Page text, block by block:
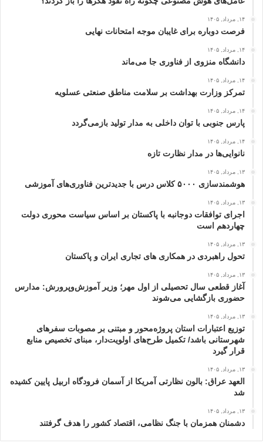
۱۴, مرداد, ۱۴۰۵
فرصت دوباره برای غایبان موجه امتحانات نهایی
۱۴, مرداد, ۱۴۰۵
دانشگاه منزوی از فناوری جا می‌ماند
۱۴, مرداد, ۱۴۰۵
تمرکز وزارت بهداشت بر سلامت مناطق صنعتی عسلویه
۱۴, مرداد, ۱۴۰۵
پارس جنوبی با توان داخلی به مدار تولید بازمی‌گردد
۱۴, مرداد, ۱۴۰۵
نانوایی‌ها در مدار نظارت تازه
۱۳, مرداد, ۱۴۰۵
هوشمندسازی ۵۰۰۰ کلاس درس با جدیدترین فناوری‌های آموزشی
۱۳, مرداد, ۱۴۰۵
اجرای توافقات دوجانبه با پاکستان بر اساس سیاست محوری دولت
چهاردهم است
۱۳, مرداد, ۱۴۰۵
تحول راهبردی در همکاری های تجاری ایران و پاکستان
۱۳, مرداد, ۱۴۰۵
آغاز قطعی سال تحصیلی از اول مهر؛ وزیر آموزش‌وپرورش: مدارس
حضوری بازگشایی می‌شوند
۱۳, مرداد, ۱۴۰۵
توزیع اعتبارات استان پروژه‌محور و مبتنی بر مصوبات سفرهای
شهرستانی باشد/ تکمیل طرح‌های اولویت‌دار، مبنای تخصیص منابع
قرار گیرد
۱۳, مرداد, ۱۴۰۵
العهد عراق: بالون نظارتی آمریکا از آسمان فرودگاه اربیل پایین کشیده
شد
۱۳, مرداد, ۱۴۰۵
دشمنان همزمان با جنگ نظامی، اقتصاد کشور را هدف گرفتند